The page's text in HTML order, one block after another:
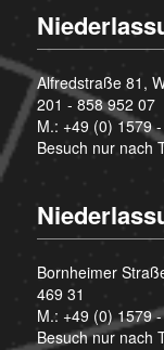
Alfredstraße 81,
201 - 858 952 07
M.: +49 (0) 1579
Besuch nur nach
Bornheimer
469 31
M.: +49 (0) 1579
Besuch nur nach